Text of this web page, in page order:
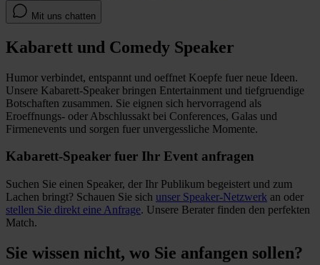
Mit uns chatten
Kabarett und Comedy Speaker
Humor verbindet, entspannt und oeffnet Koepfe fuer neue Ideen.
Unsere Kabarett-Speaker bringen Entertainment und tiefgruendige
Botschaften zusammen. Sie eignen sich hervorragend als
Eroeffnungs- oder Abschlussakt bei Conferences, Galas und
Firmenevents und sorgen fuer unvergessliche Momente.
Kabarett-Speaker fuer Ihr Event anfragen
Suchen Sie einen Speaker, der Ihr Publikum begeistert und zum
Lachen bringt? Schauen Sie sich unser Speaker-Netzwerk an oder
stellen Sie direkt eine Anfrage. Unsere Berater finden den perfekten
Match.
Sie wissen nicht, wo Sie anfangen sollen?